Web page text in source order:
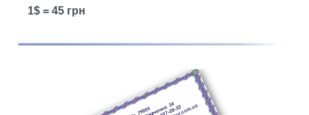
1$ = 45 грн